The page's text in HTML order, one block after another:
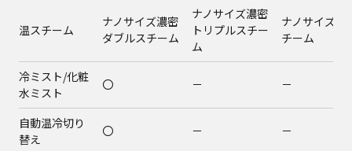
温スチーム
ナノサイズ濃密
ダブルスチーム
ナノサイズ濃密
トリプルスチー
ム
ナノサイズ温
チーム
冷ミスト/化粧
水ミスト
〇 － －
自動温冷切り
替え
〇 － －